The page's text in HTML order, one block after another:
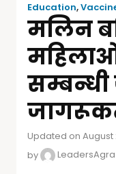
Education,
मलिन
Updated on August
by
LeadersAgra